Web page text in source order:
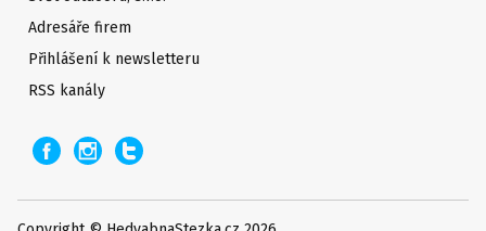
Adresáře firem
Přihlášení k newsletteru
RSS kanály